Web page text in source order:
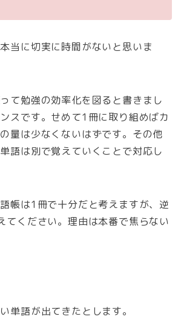
当に切実に時間がないと思いま
て勉強の効率化を図ると書きまし
スです。せめて1冊に取り組めばカ
量は少なくないはずです。その他
語は別で覚えていくことで対応し
帳は1冊で十分だと考えますが、逆
てください。理由は本番で焦らない
単語が出てきたとします。